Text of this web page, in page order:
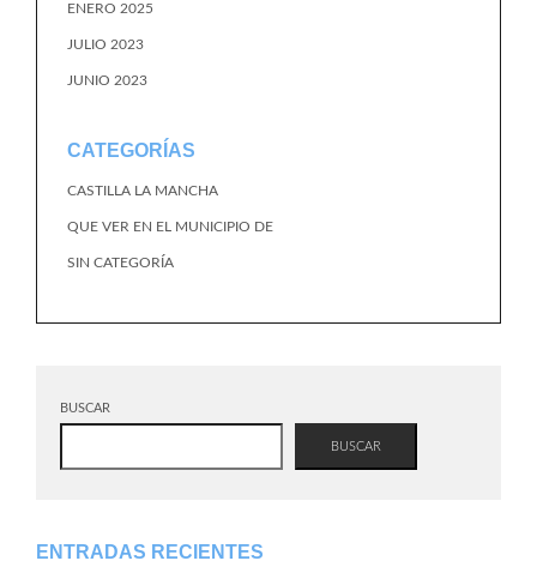
ENERO 2025
JULIO 2023
JUNIO 2023
CATEGORÍAS
CASTILLA LA MANCHA
QUE VER EN EL MUNICIPIO DE
SIN CATEGORÍA
BUSCAR
BUSCAR
ENTRADAS RECIENTES